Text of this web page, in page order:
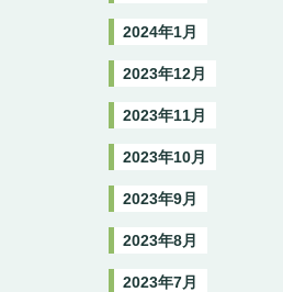
2024年1月
2023年12月
2023年11月
2023年10月
2023年9月
2023年8月
2023年7月